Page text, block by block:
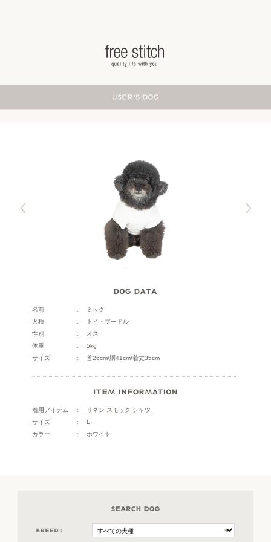
名前
ミック
犬種
トイ・プードル
性別
オス
体重
5kg
サイズ
首26cm/胴41cm/着丈35cm
着用アイテム
リネン スモック シャツ
サイズ
L
カラー
ホワイト